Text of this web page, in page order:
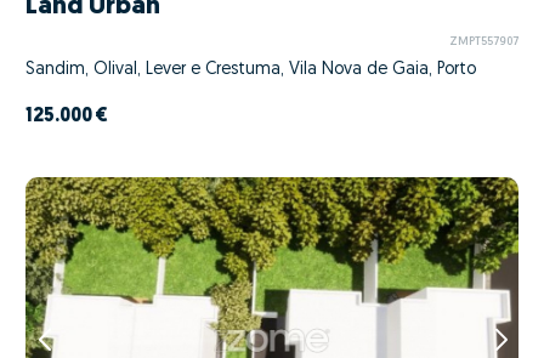
Land Urban
ZMPT557907
Sandim, Olival, Lever e Crestuma, Vila Nova de Gaia, Porto
125.000 €